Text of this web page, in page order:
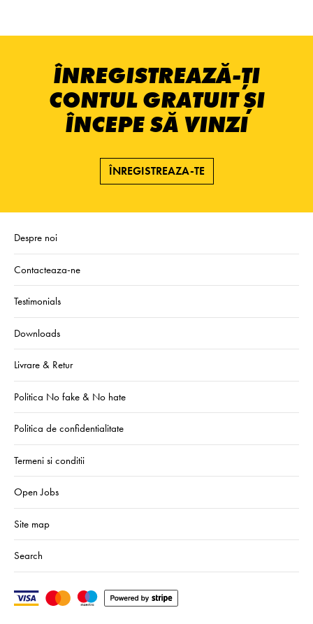
ÎNREGISTREAZĂ-ȚI
CONTUL GRATUIT ȘI
ÎNCEPE SĂ VINZI
ÎNREGISTREAZA-TE
Despre noi
Contacteaza-ne
Testimonials
Downloads
Livrare & Retur
Politica No fake & No hate
Politica de confidentialitate
Termeni si conditii
Open Jobs
Site map
Search